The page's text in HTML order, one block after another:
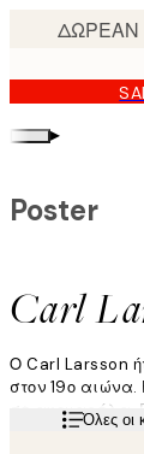
content.
▸
Carl
Poster
Ο Carl Larsson
στον 19ο
σε ακουαρέλα.
ΔιαβάστεΌλες οι